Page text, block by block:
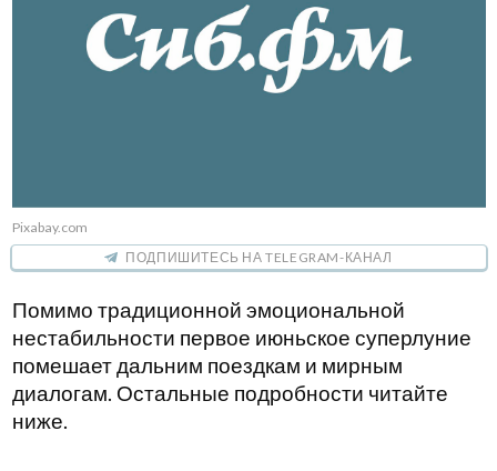
Pixabay.com
ПОДПИШИТЕСЬ НА TELEGRAM-КАНАЛ
Помимо традиционной эмоциональной
нестабильности первое июньское суперлуние
помешает дальним поездкам и мирным
диалогам. Остальные подробности читайте
ниже.